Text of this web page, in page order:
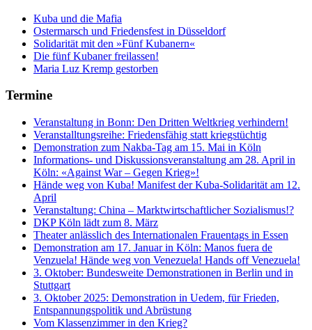
Kuba und die Mafia
Ostermarsch und Friedensfest in Düsseldorf
Solidarität mit den »Fünf Kubanern«
Die fünf Kubaner freilassen!
Maria Luz Kremp gestorben
Termine
Veranstaltung in Bonn: Den Dritten Weltkrieg verhindern!
Veranstalltungsreihe: Friedensfähig statt kriegstüchtig
Demonstration zum Nakba-Tag am 15. Mai in Köln
Informations- und Diskussionsveranstaltung am 28. April in
Köln: «Against War – Gegen Krieg»!
Hände weg von Kuba! Manifest der Kuba-Solidarität am 12.
April
Veranstaltung: China – Marktwirtschaftlicher Sozialismus!?
DKP Köln lädt zum 8. März
Theater anlässlich des Internationalen Frauentags in Essen
Demonstration am 17. Januar in Köln: Manos fuera de
Venzuela! Hände weg von Venezuela! Hands off Venezuela!
3. Oktober: Bundesweite Demonstrationen in Berlin und in
Stuttgart
3. Oktober 2025: Demonstration in Uedem, für Frieden,
Entspannungspolitik und Abrüstung
Vom Klassenzimmer in den Krieg?